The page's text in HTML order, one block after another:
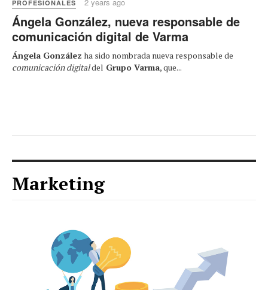
PROFESIONALES
Ángela González, nueva responsable de
comunicación digital de Varma
Ángela González ha sido nombrada nueva responsable de
comunicación digitaldel Grupo Varma, que...
Marketing